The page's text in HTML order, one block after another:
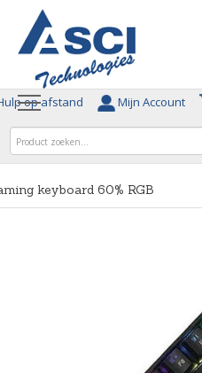
op afstand Mijn Account
keyboard 60% RGB